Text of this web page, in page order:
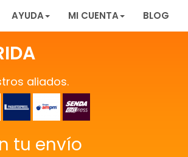
AYUDA MI CUENTA BLOG
aliados.
tu envío